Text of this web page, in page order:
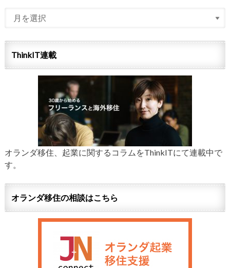
ThinkIT連載
オランダ移住、起業に関するコラムをThinkITにて連載中で
す。
オランダ移住の相談はこちら